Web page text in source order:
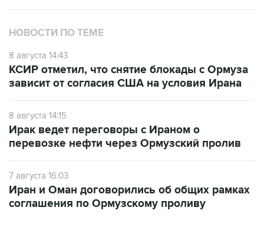
НОВОСТИ ПО ТЕМЕ
8 августа 14:43
КСИР отметил, что снятие блокады с Ормуза
зависит от согласия США на условия Ирана
8 августа 14:15
Ирак ведет переговоры с Ираном о
перевозке нефти через Ормузский пролив
7 августа 16:03
Иран и Оман договорились об общих рамках
соглашения по Ормузскому проливу